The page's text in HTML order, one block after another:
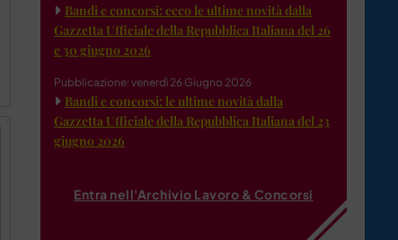
Bandi e concorsi: ecco le ultime novità dalla
Gazzetta Ufficiale della Repubblica Italiana del 26
e 30 giugno 2026
Pubblicazione: venerdì 26 Giugno 2026
Bandi e concorsi: le ultime novità dalla
Gazzetta Ufficiale della Repubblica Italiana del 23
giugno 2026
Entra nell'Archivio Lavoro & Concorsi